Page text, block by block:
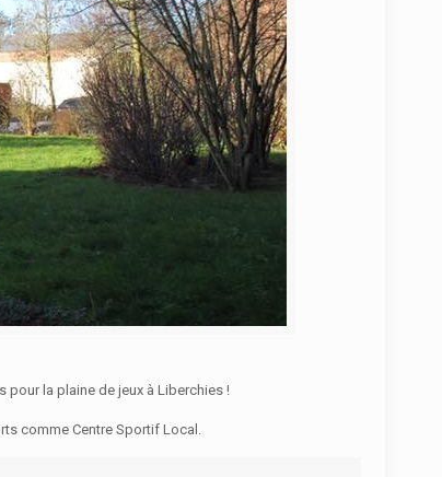
pour la plaine de jeux à Liberchies !
comme Centre Sportif Local.